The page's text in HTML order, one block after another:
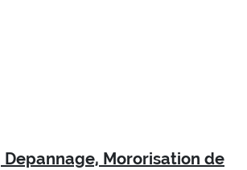
Depannage, Mororisation de